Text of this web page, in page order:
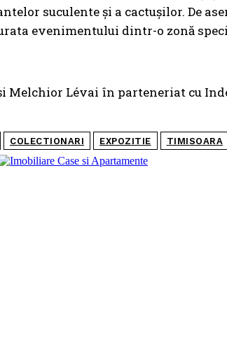
suculente și a cactușilor. De
evenimentului dintr-o zonă
Melchior Lévai în parteneriat cu
COLECTIONARI EXPOZITIE TIMISOARA